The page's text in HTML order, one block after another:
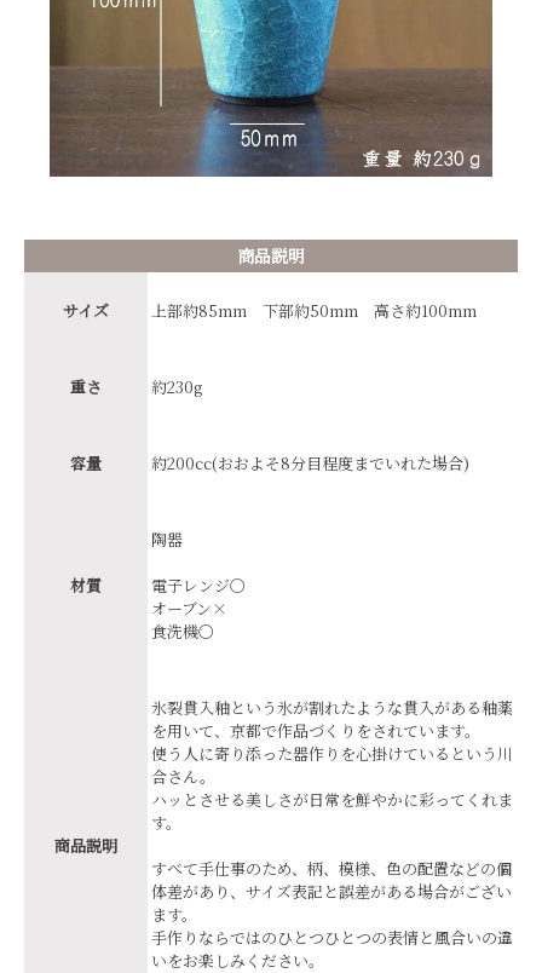
商品説明
サイズ 上部約85mm 下部約50mm 高さ約100mm
重さ 約230g
容量 約200cc(おおよそ8分目程度までいれた場合)
材質
陶器
電子レンジ〇
オーブン×
食洗機〇
商品説明
氷裂貫入釉という氷が割れたような貫入がある釉薬
を用いて、京都で作品づくりをされています。
使う人に寄り添った器作りを心掛けているという川
合さん。
ハッとさせる美しさが日常を鮮やかに彩ってくれま
す。
すべて手仕事のため、柄、模様、色の配置などの個
体差があり、サイズ表記と誤差がある場合がござい
ます。
手作りならではのひとつひとつの表情と風合いの違
いをお楽しみください。